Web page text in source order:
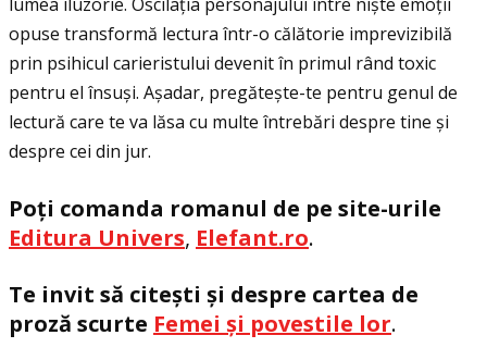
lumea iluzorie. Oscilaţia personajului între niște emoţii
opuse transformă lectura într-o călătorie imprevizibilă
prin psihicul carieristului devenit în primul rând toxic
pentru el însuși. Așadar, pregătește-te pentru genul de
lectură care te va lăsa cu multe întrebări despre tine și
despre cei din jur.
Poţi comanda romanul de pe site-urile
Editura Univers, Elefant.ro.
Te invit să citești și despre cartea de
proză scurte Femei și povestile lor.